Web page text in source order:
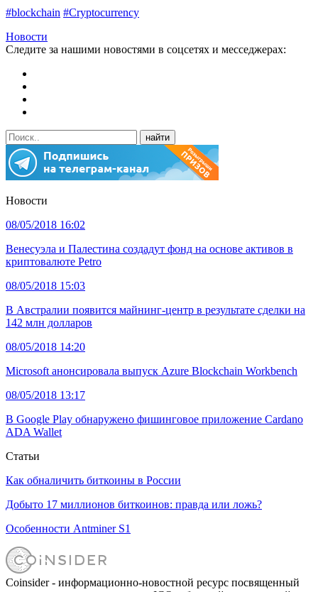
#blockchain #Cryptocurrency
Новости
Следите за нашими новостями в соцсетях и месседжерах:
Новости
08/05/2018 16:02
Венесуэла и Палестина создадут фонд на основе активов в
криптовалюте Petro
08/05/2018 15:03
В Австралии появится майнинг-центр в результате сделки на
142 млн долларов
08/05/2018 14:20
Microsoft анонсировала выпуск Azure Blockchain Workbench
08/05/2018 13:17
В Google Play обнаружено фишинговое приложение Cardano
ADA Wallet
Статьи
Как обналичить биткоины в России
Добыто 17 миллионов биткоинов: правда или ложь?
Особенности Antminer S1
Coinsider - информационно-новостной ресурс посвященный